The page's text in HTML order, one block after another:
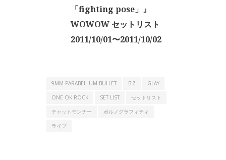
「fighting pose」』
WOWOW セットリスト
2011/10/01〜2011/10/02
9MM PARABELLUM BULLET B'Z
GLAY
ONE OK ROCK
SET LIST
セットリスト
チャットモンチー
ポルノグラフィティ
ライブ